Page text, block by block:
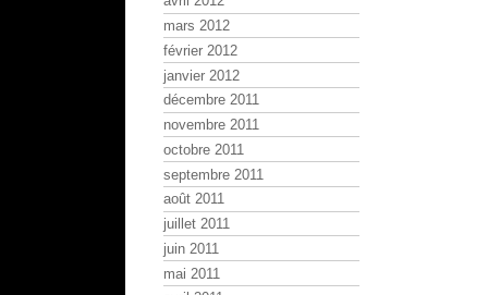
mars 2012
février 2012
janvier 2012
décembre 2011
novembre 2011
octobre 2011
septembre 2011
août 2011
juillet 2011
juin 2011
mai 2011